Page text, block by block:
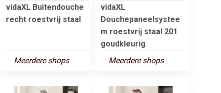
vidaXL Buitendouche
recht roestvrij staal
Meerdere shops
vidaXL
Douchepaneelsystee
m roestvrij staal 201
goudkleurig
Meerdere shops